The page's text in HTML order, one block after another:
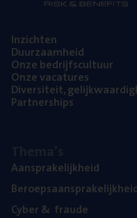
Inzich­ten
Duur­zaam­heid
Onze bedrijfs­cul­tuur
Onze vaca­tu­res
Diver­si­teit,
Part­ner­ships
Aan­spra­ke­lijk­heid
Cyber& fraude